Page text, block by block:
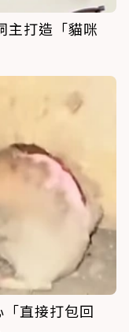
主打造「貓咪
直接打包回